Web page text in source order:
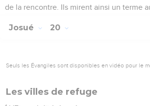
de la rencontre. Ils mirent ainsi un terme
Josué 20
Seuls les Évangiles sont disponibles en vidéo pour le
Les villes de refuge